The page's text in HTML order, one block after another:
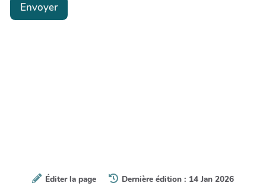
Envoyer
Éditer la page
Dernière édition : 14 Jan 2026